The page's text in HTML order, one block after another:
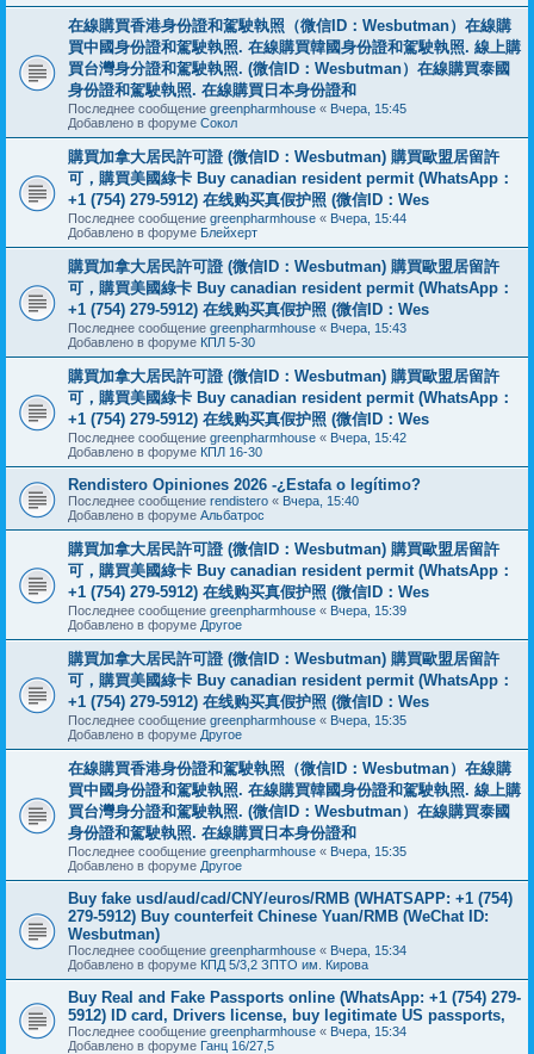
在線購買香港身份證和駕駛執照（微信ID：Wesbutman）在線購
買中國身份證和駕駛執照. 在線購買韓國身份證和駕駛執照. 線上購
買台灣身分證和駕駛執照. (微信ID：Wesbutman）在線購買泰國
身份證和駕駛執照. 在線購買日本身份證和
Последнее сообщение greenpharmhouse « Вчера, 15:45
Добавлено в форуме Сокол
購買加拿大居民許可證 (微信ID：Wesbutman) 購買歐盟居留許
可，購買美國綠卡 Buy canadian resident permit (WhatsApp：
+1 (754) 279-5912) 在线购买真假护照 (微信ID：Wes
Последнее сообщение greenpharmhouse « Вчера, 15:44
Добавлено в форуме Блейхерт
購買加拿大居民許可證 (微信ID：Wesbutman) 購買歐盟居留許
可，購買美國綠卡 Buy canadian resident permit (WhatsApp：
+1 (754) 279-5912) 在线购买真假护照 (微信ID：Wes
Последнее сообщение greenpharmhouse « Вчера, 15:43
Добавлено в форуме КПЛ 5-30
購買加拿大居民許可證 (微信ID：Wesbutman) 購買歐盟居留許
可，購買美國綠卡 Buy canadian resident permit (WhatsApp：
+1 (754) 279-5912) 在线购买真假护照 (微信ID：Wes
Последнее сообщение greenpharmhouse « Вчера, 15:42
Добавлено в форуме КПЛ 16-30
Rendistero Opiniones 2026 -¿Estafa o legítimo?
Последнее сообщение rendistero « Вчера, 15:40
Добавлено в форуме Альбатрос
購買加拿大居民許可證 (微信ID：Wesbutman) 購買歐盟居留許
可，購買美國綠卡 Buy canadian resident permit (WhatsApp：
+1 (754) 279-5912) 在线购买真假护照 (微信ID：Wes
Последнее сообщение greenpharmhouse « Вчера, 15:39
Добавлено в форуме Другое
購買加拿大居民許可證 (微信ID：Wesbutman) 購買歐盟居留許
可，購買美國綠卡 Buy canadian resident permit (WhatsApp：
+1 (754) 279-5912) 在线购买真假护照 (微信ID：Wes
Последнее сообщение greenpharmhouse « Вчера, 15:35
Добавлено в форуме Другое
在線購買香港身份證和駕駛執照（微信ID：Wesbutman）在線購
買中國身份證和駕駛執照. 在線購買韓國身份證和駕駛執照. 線上購
買台灣身分證和駕駛執照. (微信ID：Wesbutman）在線購買泰國
身份證和駕駛執照. 在線購買日本身份證和
Последнее сообщение greenpharmhouse « Вчера, 15:35
Добавлено в форуме Другое
Buy fake usd/aud/cad/CNY/euros/RMB (WHATSAPP: +1 (754)
279-5912) Buy counterfeit Chinese Yuan/RMB (WeChat ID:
Wesbutman)
Последнее сообщение greenpharmhouse « Вчера, 15:34
Добавлено в форуме КПД 5/3,2 ЗПТО им. Кирова
Buy Real and Fake Passports online (WhatsApp: +1 (754) 279-
5912) ID card, Drivers license, buy legitimate US passports,
Последнее сообщение greenpharmhouse « Вчера, 15:34
Добавлено в форуме Ганц 16/27,5